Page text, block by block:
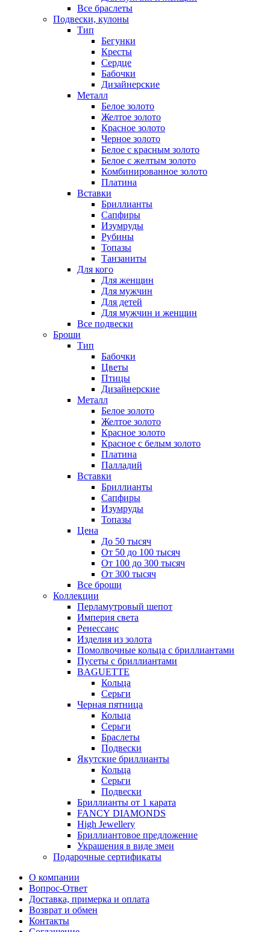
Все браслеты
Подвески, кулоны
Тип
Бегунки
Кресты
Сердце
Бабочки
Дизайнерские
Металл
Белое золото
Желтое золото
Красное золото
Черное золото
Белое с красным золото
Белое с желтым золото
Комбинированное золото
Платина
Вставки
Бриллианты
Сапфиры
Изумруды
Рубины
Топазы
Танзаниты
Для кого
Для женщин
Для мужчин
Для детей
Для мужчин и женщин
Все подвески
Броши
Тип
Бабочки
Цветы
Птицы
Дизайнерские
Металл
Белое золото
Желтое золото
Красное золото
Красное с белым золото
Платина
Палладий
Вставки
Бриллианты
Сапфиры
Изумруды
Топазы
Цена
До 50 тысяч
От 50 до 100 тысяч
От 100 до 300 тысяч
От 300 тысяч
Все броши
Коллекции
Перламутровый шепот
Империя света
Ренессанс
Изделия из золота
Помолвочные кольца с бриллиантами
Пусеты с бриллиантами
BAGUETTE
Кольца
Серьги
Черная пятница
Кольца
Серьги
Браслеты
Подвески
Якутские бриллианты
Кольца
Серьги
Подвески
Бриллианты от 1 карата
FANCY DIAMONDS
High Jewellery
Бриллиантовое предложение
Украшения в виде змеи
Подарочные сертификаты
О компании
Вопрос-Ответ
Доставка, примерка и оплата
Возврат и обмен
Контакты